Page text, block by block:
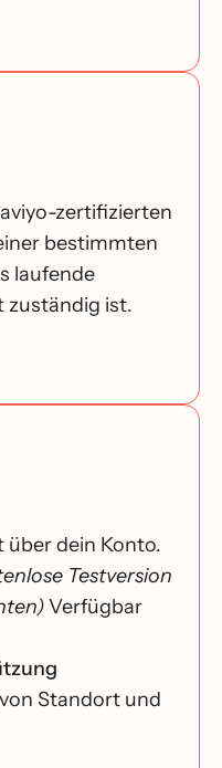
zertifizierten
bestimmten
laufende
zuständig ist.
dein Konto.
Testversion
Verfügbar
Standort und